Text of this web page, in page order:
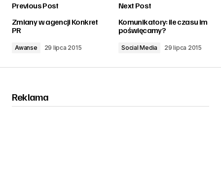
Previous Post
Zmiany w agencji Konkret
PR
Awanse 29 lipca 2015
Next Post
Komunikatory: ile czasu im
poświęcamy?
Social Media 29 lipca 2015
Reklama